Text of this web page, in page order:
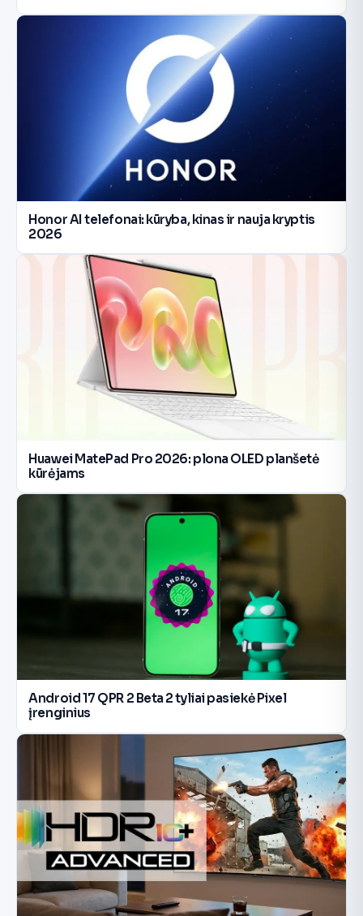
Honor AI telefonai: kūryba, kinas ir nauja kryptis
2026
Huawei MatePad Pro 2026: plona OLED planšetė
kūrėjams
Android 17 QPR 2 Beta 2 tyliai pasiekė Pixel
įrenginius